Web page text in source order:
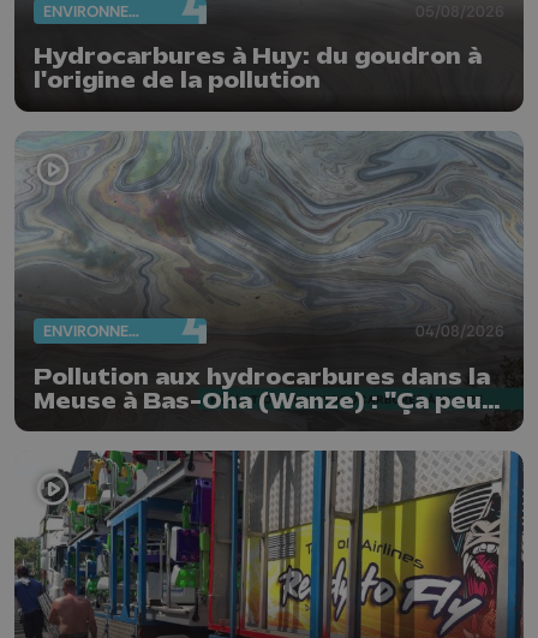
ENVIRONNEMENT 05/08/2026
Hydrocarbures à Huy: du goudron à
l'origine de la pollution
ENVIRONNEMENT 04/08/2026
Pollution aux hydrocarbures dans la
Meuse à Bas-Oha (Wanze) : "Ça peut
être de l'huile ou du mazout"